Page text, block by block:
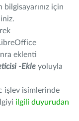
için
eklenti
-Ekle yoluyla
işlev isimlerinde
ilgili duyurudan